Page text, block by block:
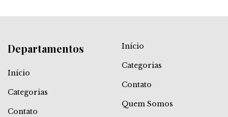
Departamentos
Início
Categorias
Contato
Início
Categorias
Contato
Quem Somos